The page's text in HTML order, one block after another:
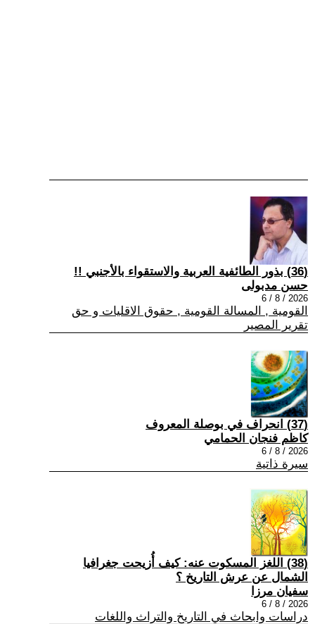
(36) بذور الطائفية العربية والاستقواء بالأجنبي !!
حسن مدبولى
2026 / 8 / 6
القومية , المسالة القومية , حقوق الاقليات و حق
تقرير المصير
(37) انحراف في بوصلة المعروف
كاظم فنجان الحمامي
2026 / 8 / 6
سيرة ذاتية
(38) اللغز المسكوت عنه: كيف أُزيحت جغرافيا
الشمال عن عرش التاريخ ؟
سفيان مرزا
2026 / 8 / 6
دراسات وابحاث في التاريخ والتراث واللغات